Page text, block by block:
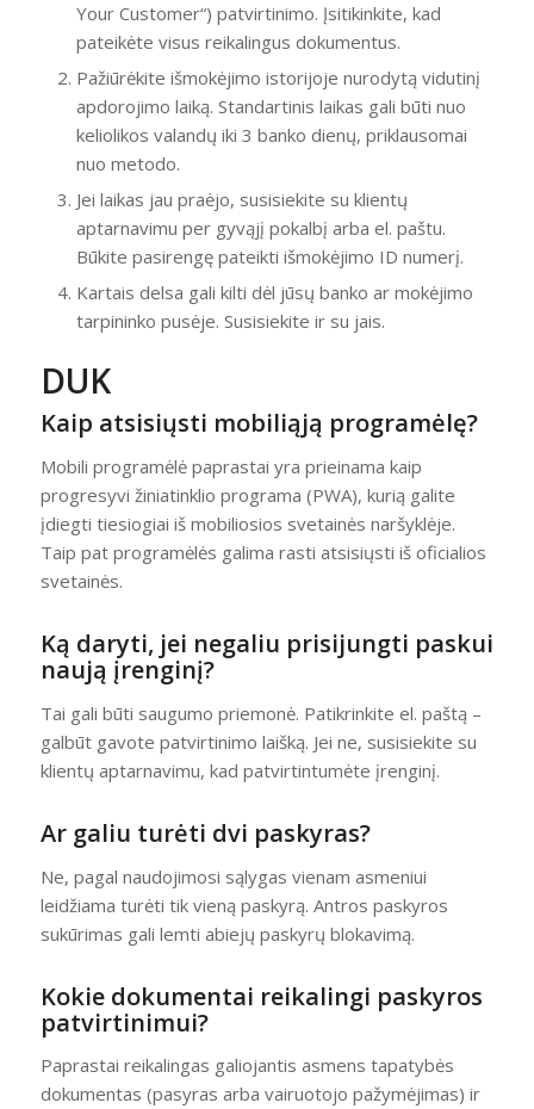
Your Customer“) patvirtinimo. Įsitikinkite, kad
pateikėte visus reikalingus dokumentus.
Pažiūrėkite išmokėjimo istorijoje nurodytą vidutinį
apdorojimo laiką. Standartinis laikas gali būti nuo
keliolikos valandų iki 3 banko dienų, priklausomai
nuo metodo.
Jei laikas jau praėjo, susisiekite su klientų
aptarnavimu per gyvąjį pokalbį arba el. paštu.
Būkite pasirengę pateikti išmokėjimo ID numerį.
Kartais delsa gali kilti dėl jūsų banko ar mokėjimo
tarpininko pusėje. Susisiekite ir su jais.
DUK
Kaip atsisiųsti mobiliąją programėlę?
Mobili programėlė paprastai yra prieinama kaip
progresyvi žiniatinklio programa (PWA), kurią galite
įdiegti tiesiogiai iš mobiliosios svetainės naršyklėje.
Taip pat programėlės galima rasti atsisiųsti iš oficialios
svetainės.
Ką daryti, jei negaliu prisijungti paskui
naują įrenginį?
Tai gali būti saugumo priemonė. Patikrinkite el. paštą –
galbūt gavote patvirtinimo laišką. Jei ne, susisiekite su
klientų aptarnavimu, kad patvirtintumėte įrenginį.
Ar galiu turėti dvi paskyras?
Ne, pagal naudojimosi sąlygas vienam asmeniui
leidžiama turėti tik vieną paskyrą. Antros paskyros
sukūrimas gali lemti abiejų paskyrų blokavimą.
Kokie dokumentai reikalingi paskyros
patvirtinimui?
Paprastai reikalingas galiojantis asmens tapatybės
dokumentas (pasyras arba vairuotojo pažymėjimas) ir